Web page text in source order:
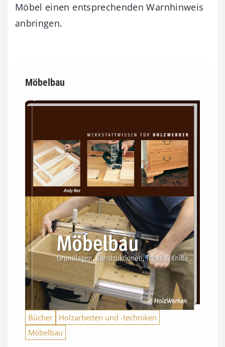
Möbel einen entsprechenden Warnhinweis
anbringen.
Möbelbau
Bücher
Holzarbeiten und -techniken
Möbelbau